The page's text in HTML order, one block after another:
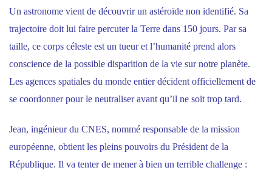
Un astronome vient de découvrir un astéroïde non identifié. Sa
trajectoire doit lui faire percuter la Terre dans 150 jours. Par sa
taille, ce corps céleste est un tueur et l’humanité prend alors
conscience de la possible disparition de la vie sur notre planète.
Les agences spatiales du monde entier décident officiellement de
se coordonner pour le neutraliser avant qu’il ne soit trop tard.
Jean, ingénieur du CNES, nommé responsable de la mission
européenne, obtient les pleins pouvoirs du Président de la
République. Il va tenter de mener à bien un terrible challenge :